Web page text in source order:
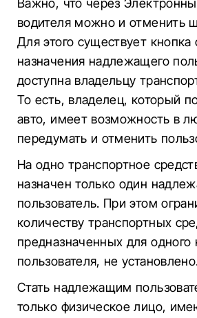
Важно, что через
водителя можно и отменить
Для этого существует
назначения надлежащего
доступна владельцу
То есть, владелец, который
авто, имеет возможность в
передумать и отменить
На одно транспортное
назначен только один
пользователь. При этом
количеству транспортных
предназначенных для
пользователя, не
Стать надлежащим
только физическое лицо,